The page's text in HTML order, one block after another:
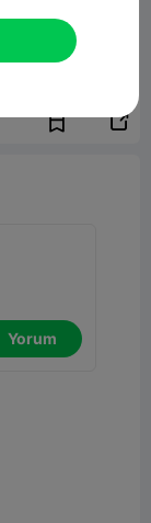

Yorum